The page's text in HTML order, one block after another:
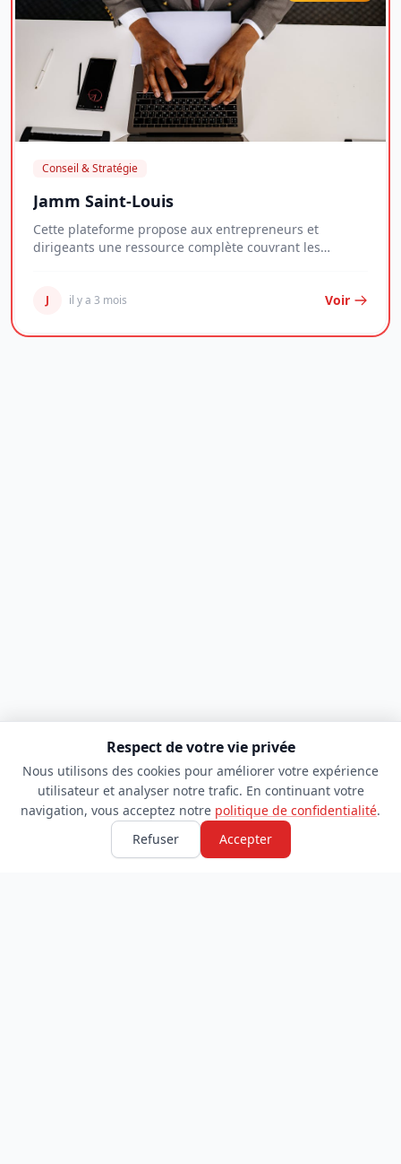
Conseil & Stratégie
Jamm Saint-Louis
Cette plateforme propose aux entrepreneurs et
dirigeants une ressource complète couvrant les
J il y a 3 mois Voir
Respect de votre vie privée
Nous utilisons des cookies pour améliorer votre expérience
utilisateur et analyser notre trafic. En continuant votre
navigation, vous acceptez notre politique de confidentialité.
Refuser
Accepter